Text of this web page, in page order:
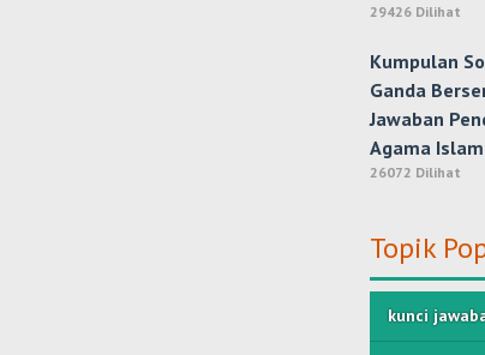
29426 Dilihat
Kumpulan
Ganda
Jawaban
Agama
26072 Dilihat
Topik
kunci